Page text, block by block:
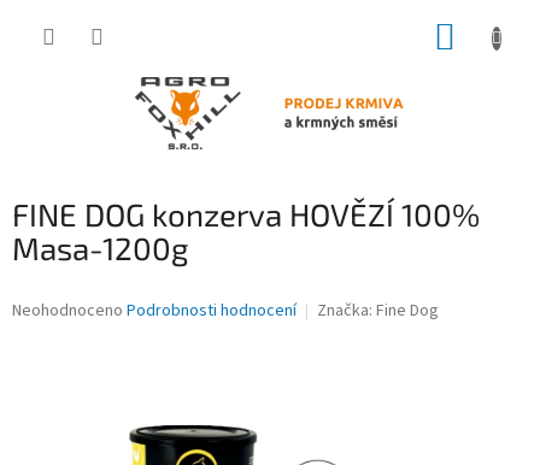
FINE DOG konzerva HOVĚZÍ 100%
Masa-1200g
Průměrné
Neohodnoceno Podrobnosti hodnocení Značka: Fine Dog